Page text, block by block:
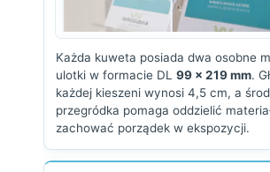
Każda kuweta posiada dwa osobne
ulotki w formacie DL 99 x 219 mm.
każdej kieszeni wynosi 4,5 cm, a
przegródka pomaga oddzielić
zachować porządek w ekspozycji.